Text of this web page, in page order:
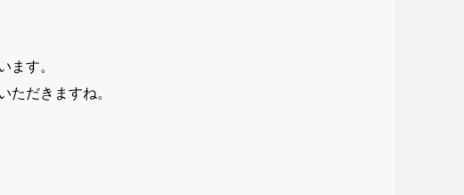
ます。
ただきますね。